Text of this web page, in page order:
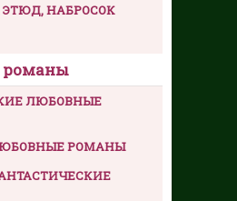
ЭТЮД, НАБРОСОК
ЛЮБОВНЫЕ
РОМАНЫ